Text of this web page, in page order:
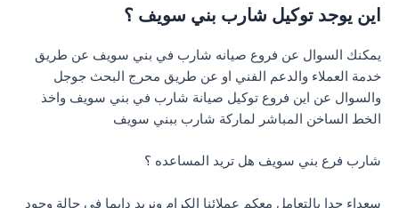
اين يوجد توكيل شارب بني سويف ؟
يمكنك السوال عن فروع صيانه شارب في بني سويف عن طريق
خدمة العملاء والدعم الفني او عن طريق محرج البحث جوجل
والسوال عن اين فروع توكيل صيانة شارب في بني سويف واخذ
الخط الساخن المباشر لماركة شارب ببني سويف
شارب فرع بني سويف هل تريد المساعده ؟
سعداء جدا بالتعامل معكم عملائنا الكرام ونريد دايما في حالة وجود